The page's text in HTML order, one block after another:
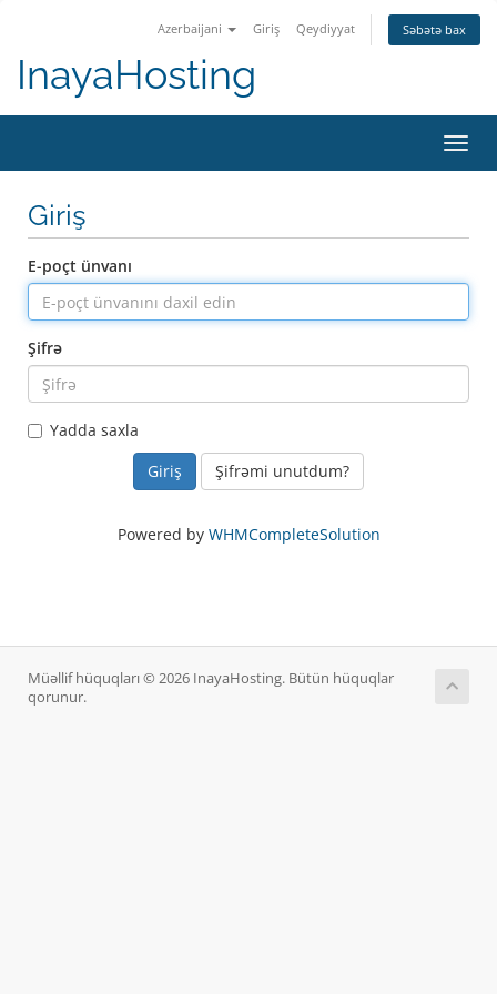
Azerbaijani Giriş Qeydiyyat Səbətə bax
InayaHosting
keçid
Giriş
E-poçt ünvanı
Şifrə
Yadda saxla
Şifrəmi unutdum?
Powered by WHMCompleteSolution
Müəllif hüquqları © 2026 InayaHosting. Bütün hüquqlar
qorunur.